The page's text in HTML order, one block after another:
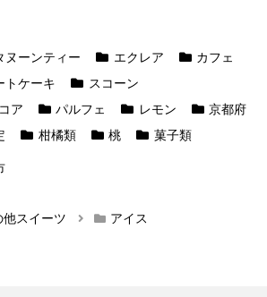
ヌーンティー エクレア
カフェ
トケーキ
スコーン
ア
パルフェ レモン
京都府
柑橘類 桃 菓子類
他スイーツ アイス